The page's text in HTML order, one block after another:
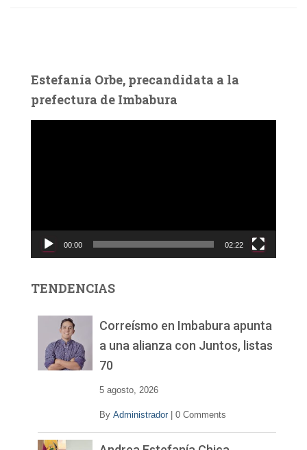
Estefanía Orbe, precandidata a la
prefectura de Imbabura
c
d
00:00 02:22
TENDENCIAS
Correísmo en Imbabura apunta
a una alianza con Juntos, listas
70
5 agosto, 2026
By Administrador 0 Comments